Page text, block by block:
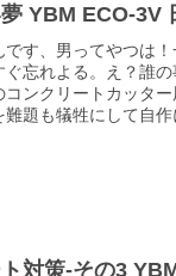
YBM ECO-3V
す、男ってやつは！
忘れよる。え？誰
ンクリートカッタ
題も犠牲にして自作
対策-その3